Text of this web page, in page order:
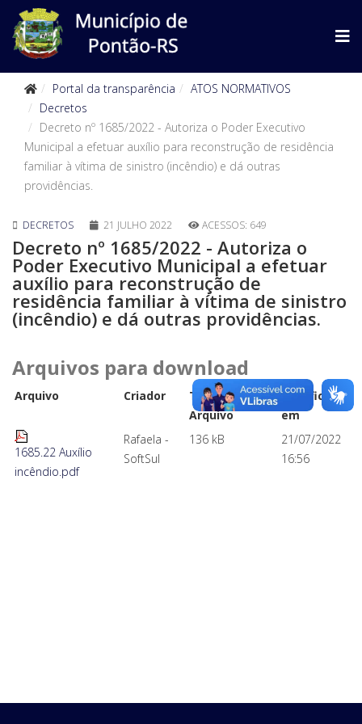
Portal da transparência
ATOS NORMATIVOS
Decretos
Decreto nº 1685/2022 - Autoriza o Poder Executivo
Municipal a efetuar auxílio para reconstrução de residência
familiar à vítima de sinistro (incêndio) e dá outras
providências.
DECRETOS 21 JULHO 2022 ACESSOS: 649
Decreto nº 1685/2022 - Autoriza o
Poder Executivo Municipal a efetuar
auxílio para reconstrução de
residência familiar à vítima de sinistro
(incêndio) e dá outras providências.
Arquivos para download
Arquivo Criador
Tamanho do
Arquivo
Modificado
em
1685.22 Auxílio
incêndio.pdf
Rafaela -
SoftSul
136 kB
21/07/2022
16:56